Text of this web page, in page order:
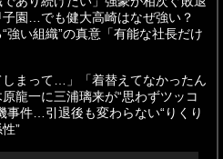
子園…でも健大高崎はなぜ強い？
強い組織”の真意「有能な社長だけ
しまって…」「着替えてなかったん
龍一に三浦璃来が“思わずツッコ
事件…引退後も変わらない“りくり
”